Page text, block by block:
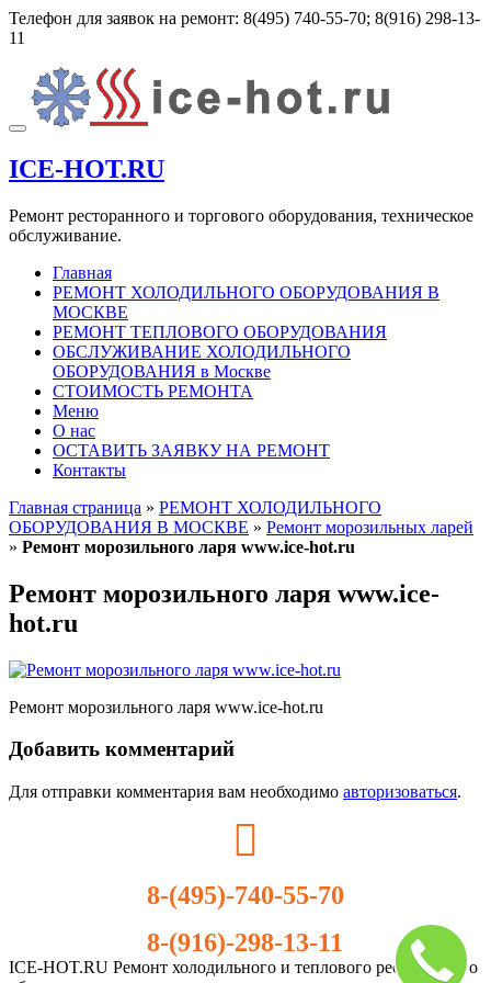
Перейти
к
Телефон для заявок на ремонт: 8(495) 740-55-70; 8(916) 298-13-
11
Показать/
навигацию
ICE-HOT.RU
Ремонт ресторанного и торгового оборудования, техническое
обслуживание.
Главная
РЕМОНТ ХОЛОДИЛЬНОГО ОБОРУДОВАНИЯ В
МОСКВЕ
РЕМОНТ ТЕПЛОВОГО ОБОРУДОВАНИЯ
ОБСЛУЖИВАНИЕ ХОЛОДИЛЬНОГО
ОБОРУДОВАНИЯ в Москве
СТОИМОСТЬ РЕМОНТА
Меню
О нас
ОСТАВИТЬ ЗАЯВКУ НА РЕМОНТ
Контакты
Главная страница » РЕМОНТ ХОЛОДИЛЬНОГО
ОБОРУДОВАНИЯ В МОСКВЕ » Ремонт морозильных ларей
» Ремонт морозильного ларя www.ice-hot.ru
Ремонт морозильного ларя www.ice-
hot.ru
Ремонт морозильного ларя www.ice-hot.ru
Добавить комментарий
Для отправки комментария вам необходимо авторизоваться.
8-(495)-740-55-70
8-(916)-298-13-11
ICE-HOT.RU Ремонт холодильного и теплового ресторанного